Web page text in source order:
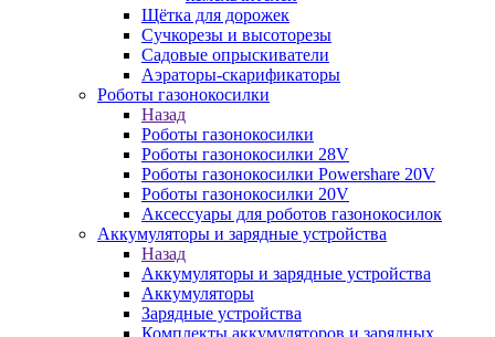
Щётка для дорожек
Сучкорезы и высоторезы
Садовые опрыскиватели
Аэраторы-скарификаторы
Роботы газонокосилки
Назад
Роботы газонокосилки
Роботы газонокосилки 28V
Роботы газонокосилки Powershare 20V
Роботы газонокосилки 20V
Аксессуары для роботов газонокосилок
Аккумуляторы и зарядные устройства
Назад
Аккумуляторы и зарядные устройства
Аккумуляторы
Зарядные устройства
Комплекты аккумуляторов и зарядных